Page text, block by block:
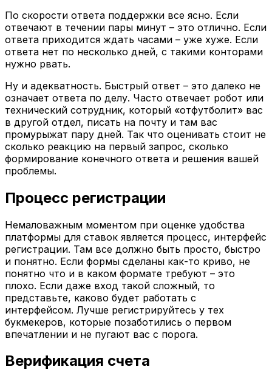
По скорости ответа поддержки все ясно. Если
отвечают в течении пары минут – это отлично. Если
ответа приходится ждать часами – уже хуже. Если
ответа нет по несколько дней, с такими конторами
нужно рвать.
Ну и адекватность. Быстрый ответ – это далеко не
означает ответа по делу. Часто отвечает робот или
технический сотрудник, который «отфутболит» вас
в другой отдел, писать на почту и там вас
промурыжат пару дней. Так что оценивать стоит не
сколько реакцию на первый запрос, сколько
формирование конечного ответа и решения вашей
проблемы.
Процесс регистрации
Немаловажным моментом при оценке удобства
платформы для ставок является процесс, интерфейс
регистрации. Там все должно быть просто, быстро
и понятно. Если формы сделаны как-то криво, не
понятно что и в каком формате требуют – это
плохо. Если даже вход такой сложный, то
представьте, каково будет работать с
интерфейсом. Лучше регистрируйтесь у тех
букмекеров, которые позаботились о первом
впечатлении и не пугают вас с порога.
Верификация счета